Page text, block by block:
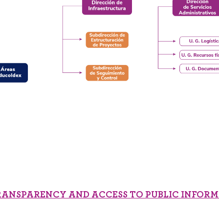
AND ACCESS TO PUBLIC